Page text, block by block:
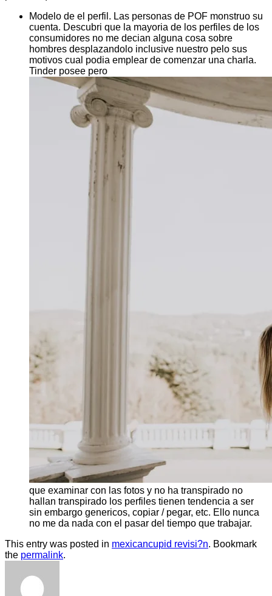
Modelo de el perfil. Las personas de POF monstruo su
cuenta. Descubri que la mayoria de los perfiles de los
consumidores no me decian alguna cosa sobre
hombres desplazandolo inclusive nuestro pelo sus
motivos cual podia emplear de comenzar una charla.
Tinder posee pero
que examinar con las fotos y no ha transpirado no
hallan transpirado los perfiles tienen tendencia a ser
sin embargo genericos, copiar / pegar, etc. Ello nunca
no me da nada con el pasar del tiempo que trabajar.
This entry was posted in mexicancupid revisi?n. Bookmark
the permalink.